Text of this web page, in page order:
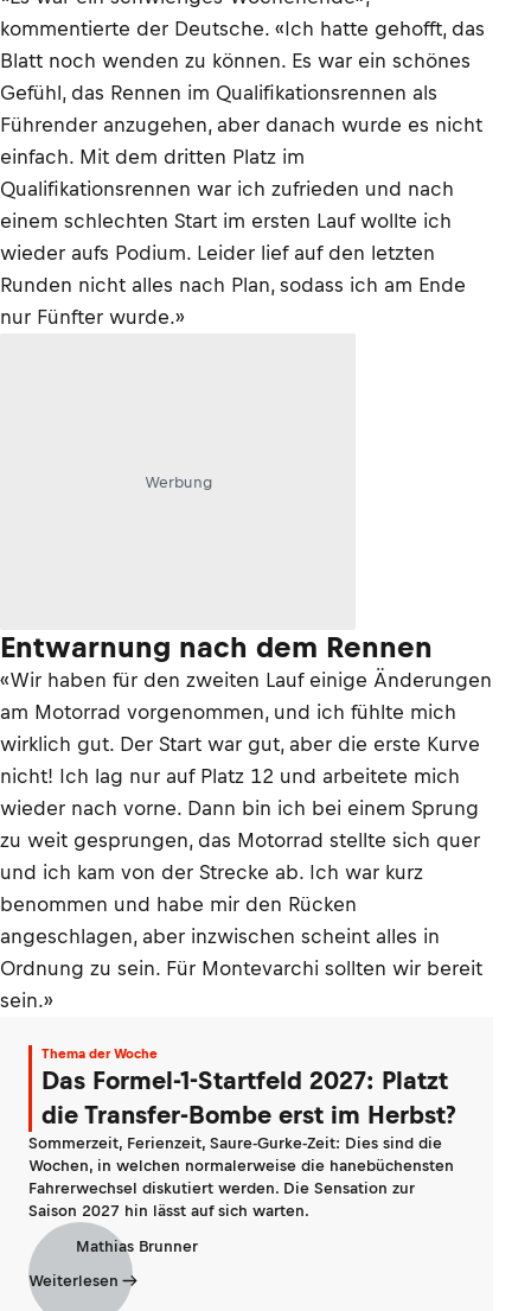
kommentierte der Deutsche. «Ich hatte gehofft, das
Blatt noch wenden zu können. Es war ein schönes
Gefühl, das Rennen im Qualifikationsrennen als
Führender anzugehen, aber danach wurde es nicht
einfach. Mit dem dritten Platz im
Qualifikationsrennen war ich zufrieden und nach
einem schlechten Start im ersten Lauf wollte ich
wieder aufs Podium. Leider lief auf den letzten
Runden nicht alles nach Plan, sodass ich am Ende
nur Fünfter wurde.»
Werbung
Entwarnung nach dem Rennen
«Wir haben für den zweiten Lauf einige Änderungen
am Motorrad vorgenommen, und ich fühlte mich
wirklich gut. Der Start war gut, aber die erste Kurve
nicht! Ich lag nur auf Platz 12 und arbeitete mich
wieder nach vorne. Dann bin ich bei einem Sprung
zu weit gesprungen, das Motorrad stellte sich quer
und ich kam von der Strecke ab. Ich war kurz
benommen und habe mir den Rücken
angeschlagen, aber inzwischen scheint alles in
Ordnung zu sein. Für Montevarchi sollten wir bereit
sein.»
Thema der Woche
Das Formel-1-Startfeld 2027: Platzt
die Transfer-Bombe erst im Herbst?
Sommerzeit, Ferienzeit, Saure-Gurke-Zeit: Dies sind die
Wochen, in welchen normalerweise die hanebüchensten
Fahrerwechsel diskutiert werden. Die Sensation zur
Saison 2027 hin lässt auf sich warten.
Mathias Brunner
Weiterlesen